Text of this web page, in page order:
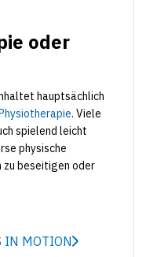
oder
hauptsächlich
. Viele
spielend leicht
physische
zu beseitigen oder
IN MOTION